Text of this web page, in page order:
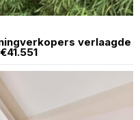
verlaagde